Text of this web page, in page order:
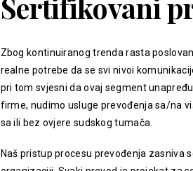
Zbog kontinuiranog trenda rasta
realne potrebe da se svi nivoi
pri tom svjesni da ovaj segment
firme, nudimo usluge prevođenja sa/na
sa ili bez ovjere sudskog tumača.
Naš pristup procesu prevođenja zasniva